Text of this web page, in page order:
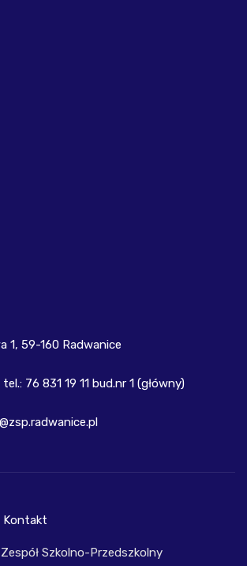
1, 59-160 Radwanice
76 831 19 11 bud.nr 1 (główny)
Szkolno-Przedszkolny
Kontakt